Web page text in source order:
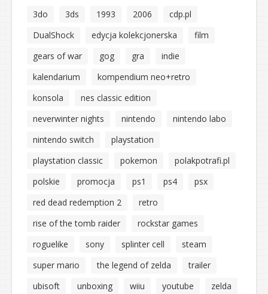
3do 3ds 1993 2006
cdp.pl
DualShock
edycja kolekcjonerska
film
gears of war
gog gra
indie
kalendarium
kompendium neo+retro
konsola
nes classic edition
neverwinter nights
nintendo
nintendo labo
nintendo switch
playstation
playstation classic
pokemon
polakpotrafi.pl
polskie
promocja ps1 ps4
psx
red dead redemption 2
retro
rise of the tomb raider
rockstar games
roguelike
sony splinter cell
steam
super mario
the legend of zelda
trailer
ubisoft
unboxing wiiu youtube zelda